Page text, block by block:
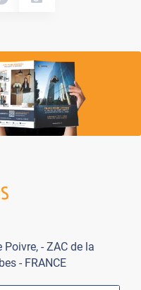
Poivre, - ZAC de la
- FRANCE